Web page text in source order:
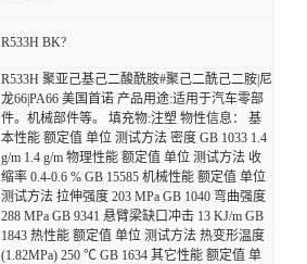
R533H BK?
R533H 聚亚己基己二酸酰胺#聚己二酰己二胺|尼
龙66|PA66 美国首诺 产品用途:适用于汽车零部
件。机械部件等。 填充物:注塑 物性信息： 基
本性能 额定值 单位 测试方法 密度 GB 1033 1.4
g/m 1.4 g/m 物理性能 额定值 单位 测试方法 收
缩率 0.4-0.6 % GB 15585 机械性能 额定值 单位
测试方法 拉伸强度 203 MPa GB 1040 弯曲强度
288 MPa GB 9341 悬臂梁缺口冲击 13 KJ/m GB
1843 热性能 额定值 单位 测试方法 热变形温度
(1.82MPa) 250 ℃ GB 1634 其它性能 额定值 单